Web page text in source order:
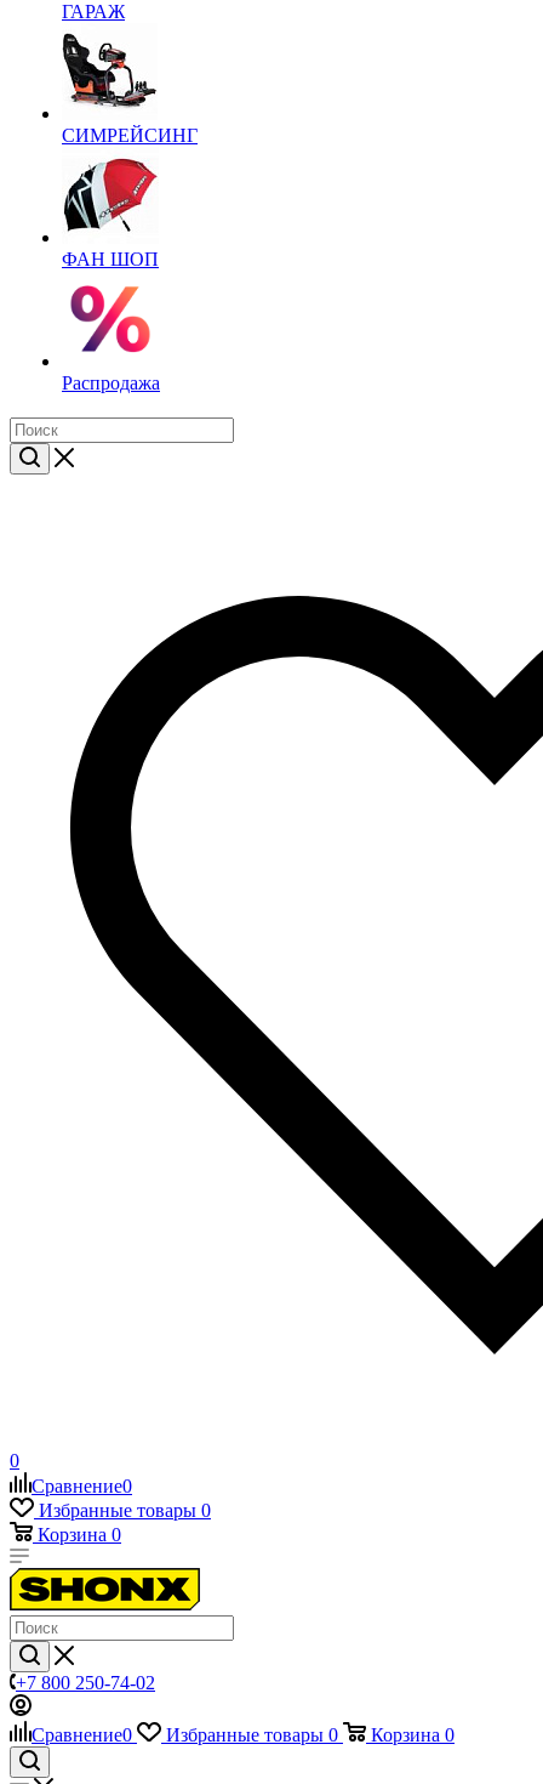
ГАРАЖ
СИМРЕЙСИНГ
ФАН ШОП
Распродажа
0
Сравнение0
Избранные товары 0
Корзина 0
+7 800 250-74-02
Сравнение0 Избранные товары 0 Корзина 0